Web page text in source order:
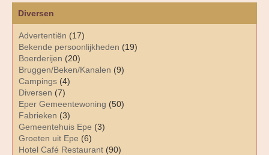
Diversen
Advertentiën (17)
Bekende persoonlijkheden (19)
Boerderijen (20)
Bruggen/Beken/Kanalen (9)
Campings (4)
Diversen (7)
Eper Gemeentewoning (50)
Fabrieken (3)
Gemeentehuis Epe (3)
Groeten uit Epe (6)
Hotel Café Restaurant (90)